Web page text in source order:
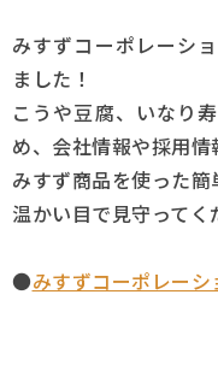
商品情報
知る・楽しむ
レシピ
お知らせ
企業情報
みすずコーポレーシ
ました！
こうや豆腐、いなり
め、会社情報や採用情
みすず商品を使った簡
温かい目で見守ってく
●みすずコーポレー